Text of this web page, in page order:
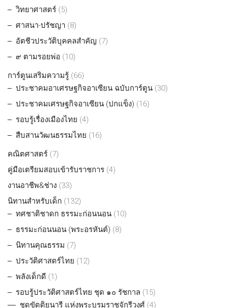
วิทยาศาสตร์ (5)
ศาสนา-ปรัชญา (8)
อัตชีวประวัติบุคคลสำคัญ (7)
๙ ตามรอยพ่อ (10)
การ์ตูนเสริมความรู้ (66)
ประชาคมอาเศรษฐกิจอาเซียน ฉบับการ์ตูน (30)
ประชาคมเศรษฐกิจอาเซียน (ปกแข็ง) (16)
รอบรู้เรื่องเมืองไทย (4)
สืบสานวัฒนธรรมไทย (16)
คณิตศาสตร์ (7)
คู่มือเตรียมสอบเข้ารับราชการ (4)
งานอาชีพ&ช่าง (33)
นิทานสำหรับเด็ก (132)
ทศชาติชาดก ธรรมะก่อนนอน (10)
ธรรมะก่อนนอน (พระอรหันต์) (8)
นิทานคุณธรรม (7)
ประวัติศาสตร์ไทย (12)
พลังเด็กดี (1)
รอบรู้ประวัติศาสตร์ไทย ชุด ๑๐ รัชกาล (15)
ชุดขัตติยนารี แห่งพระบรมราชจักรีวงศ์ (4)